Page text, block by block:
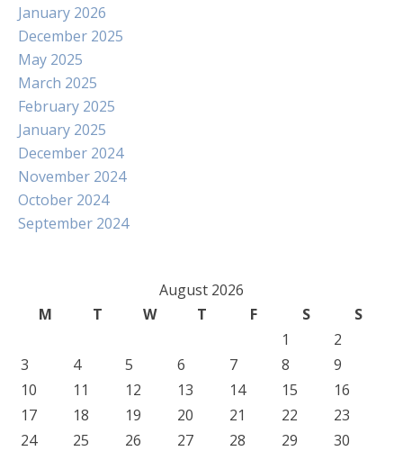
January 2026
December 2025
May 2025
March 2025
February 2025
January 2025
December 2024
November 2024
October 2024
September 2024
August 2026
M
T W T F S
S
1
2
3
4 5 6 7 8
9
10
11 12 13 14 15
16
17
18 19 20 21 22
23
24
25 26 27 28 29
30